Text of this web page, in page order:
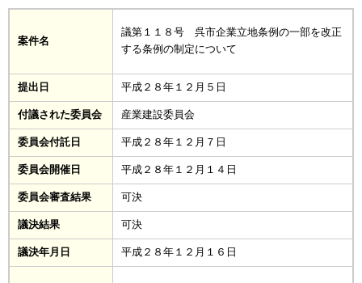
案件名
議第１１８号 呉市企業立地条例の一部を改正
する条例の制定について
提出日 平成２８年１２月５日
付議された委員会 産業建設委員会
委員会付託日 平成２８年１２月７日
委員会開催日 平成２８年１２月１４日
委員会審査結果 可決
議決結果 可決
議決年月日 平成２８年１２月１６日